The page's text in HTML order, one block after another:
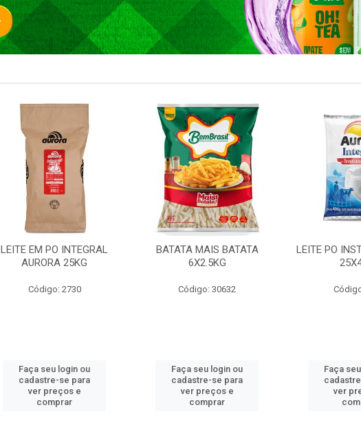
LEITE EM PO INTEGRAL
AURORA 25KG
Código: 2730
Faça seu login ou
cadastre-se para
ver preços e
comprar
BATATA MAIS BATATA
6X2.5KG
Código: 30632
Faça seu login ou
cadastre-se para
ver preços e
comprar
LEITE PO
Faça
ver